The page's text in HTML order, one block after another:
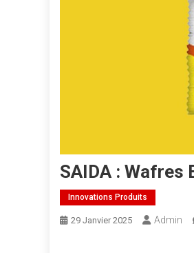
SAIDA : Wafres
Innovations Produits
29 Janvier 2025 Admin